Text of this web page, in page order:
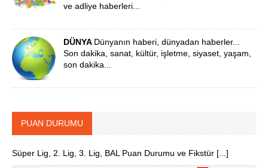
ve adliye haberleri...
DÜNYA Dünyanın haberi, dünyadan haberler...
Son dakika, sanat, kültür, işletme, siyaset, yaşam,
son dakika...
PUAN DURUMU
Süper Lig, 2. Lig, 3. Lig, BAL Puan Durumu ve Fikstür [...]